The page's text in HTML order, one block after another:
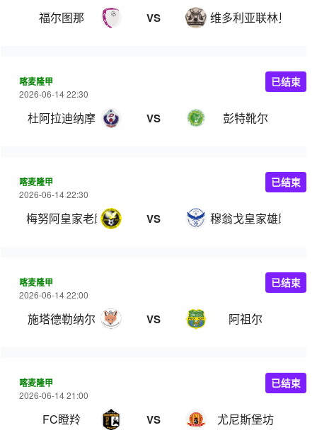
福尔图那 VS 维多利亚联林贝
喀麦隆甲
2026-06-14 22:30
杜阿拉迪纳摩 VS 彭特靴尔
已结束
喀麦隆甲
2026-06-14 22:30
梅努阿皇家老鹰 VS 穆翁戈皇家雄鹰
已结束
喀麦隆甲
2026-06-14 22:00
施塔德勒纳尔 VS 阿祖尔
已结束
喀麦隆甲
2026-06-14 21:00
FC瞪羚 VS 尤尼斯堡坊
已结束